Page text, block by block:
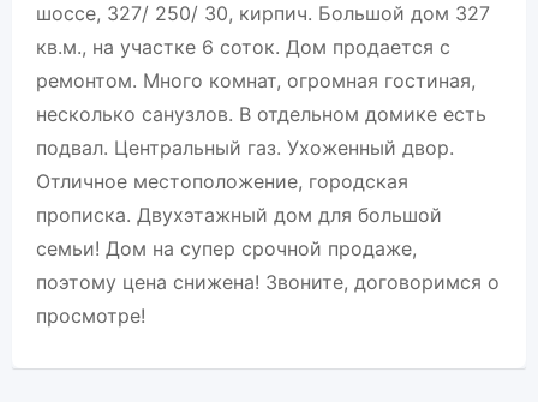
шоссе, 327/ 250/ 30, кирпич. Большой дом 327
кв.м., на участке 6 соток. Дом продается с
ремонтом. Много комнат, огромная гостиная,
несколько санузлов. В отдельном домике есть
подвал. Центральный газ. Ухоженный двор.
Отличное местоположение, городская
прописка. Двухэтажный дом для большой
семьи! Дом на супер срочной продаже,
поэтому цена снижена! Звоните, договоримся о
просмотре!